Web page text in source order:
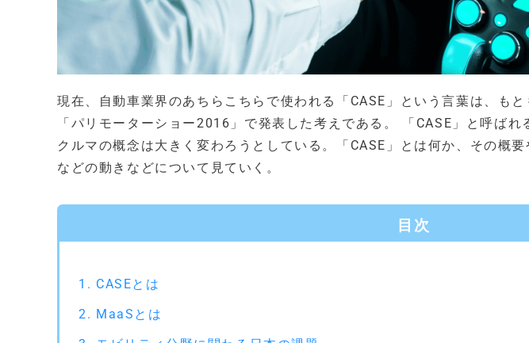
現在、自動車業界のあちらこちらで使われる「CASE」という言葉は、も
「パリモーターショー2016」で発表した考えである。 「CASE」と呼ばれ
クルマの概念は大きく変わろうとしている。「CASE」とは何か、その概
などの動きなどについて見ていく。
目次
CASEとは
MaaSとは